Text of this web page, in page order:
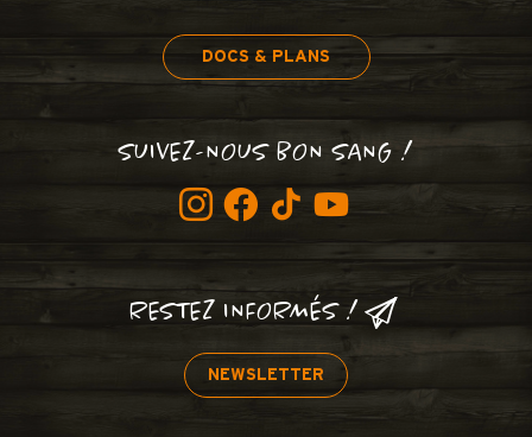
DOCS & PLANS
SUIVEZ-NOUS BON SANG !
RESTEZ INFORMÉS !
NEWSLETTER